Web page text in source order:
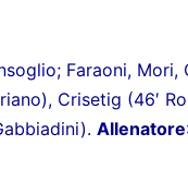
Faraoni, Mori,
Crisetig (46′
Allenatore